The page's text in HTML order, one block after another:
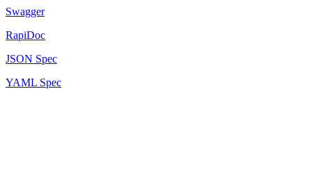
Swagger
RapiDoc
JSON Spec
YAML Spec